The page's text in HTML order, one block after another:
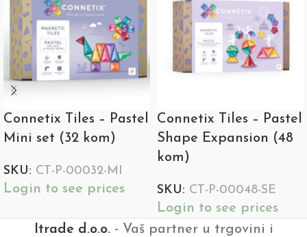
Connetix Tiles – Pastel
Mini set (32 kom)
SKU: CT-P-00032-MI
Login to see prices
Connetix Tiles – Pastel
Shape Expansion (48
kom)
SKU: CT-P-00048-SE
Login to see prices
Itrade d.o.o.- Vaš partner u trgovini i